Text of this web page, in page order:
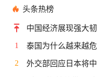
头条热榜
中国经济展现强大
1 泰国为什么越来越
2 外交部回应日本将